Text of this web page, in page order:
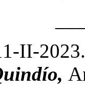
II-